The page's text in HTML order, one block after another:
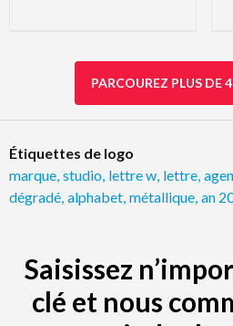
PARCOUREZ PLUS DE
Étiquettes de logo
marque studio lettre w lettre
dégradé alphabet métallique an
Saisissez
clé et nous